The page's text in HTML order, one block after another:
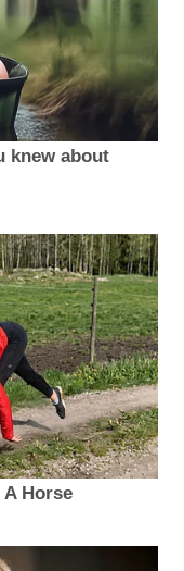
knew about
Horse